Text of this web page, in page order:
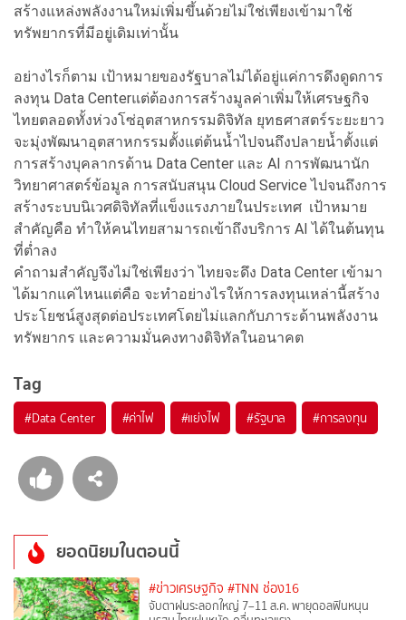
สร้างแหล่งพลังงานใหม่เพิ่มขึ้นด้วยไม่ใช่เพียงเข้ามาใช้
ทรัพยากรที่มีอยู่เดิมเท่านั้น
อย่างไรก็ตาม เป้าหมายของรัฐบาลไม่ได้อยู่แค่การดึงดูดการ
ลงทุน Data Centerแต่ต้องการสร้างมูลค่าเพิ่มให้เศรษฐกิจ
ไทยตลอดทั้งห่วงโซ่อุตสาหกรรมดิจิทัล ยุทธศาสตร์ระยะยาว
จะมุ่งพัฒนาอุตสาหกรรมตั้งแต่ต้นน้ำไปจนถึงปลายน้ำตั้งแต่
การสร้างบุคลากรด้าน Data Center และ AI การพัฒนานัก
วิทยาศาสตร์ข้อมูล การสนับสนุน Cloud Service ไปจนถึงการ
สร้างระบบนิเวศดิจิทัลที่แข็งแรงภายในประเทศ เป้าหมาย
สำคัญคือ ทำให้คนไทยสามารถเข้าถึงบริการ AI ได้ในต้นทุน
ที่ต่ำลง
คำถามสำคัญจึงไม่ใช่เพียงว่า ไทยจะดึง Data Center เข้ามา
ได้มากแค่ไหนแต่คือ จะทำอย่างไรให้การลงทุนเหล่านี้สร้าง
ประโยชน์สูงสุดต่อประเทศโดยไม่แลกกับภาระด้านพลังงาน
ทรัพยากร และความมั่นคงทางดิจิทัลในอนาคต
Tag
#Data Center #ค่าไฟ #แย่งไฟ #รัฐบาล #การลงทุน
ยอดนิยมในตอนนี้
#ข่าวเศรษฐกิจ #TNN ช่อง16
จับตาฝนระลอกใหญ่ 7–11 ส.ค. พายุดอลฟินหนุน